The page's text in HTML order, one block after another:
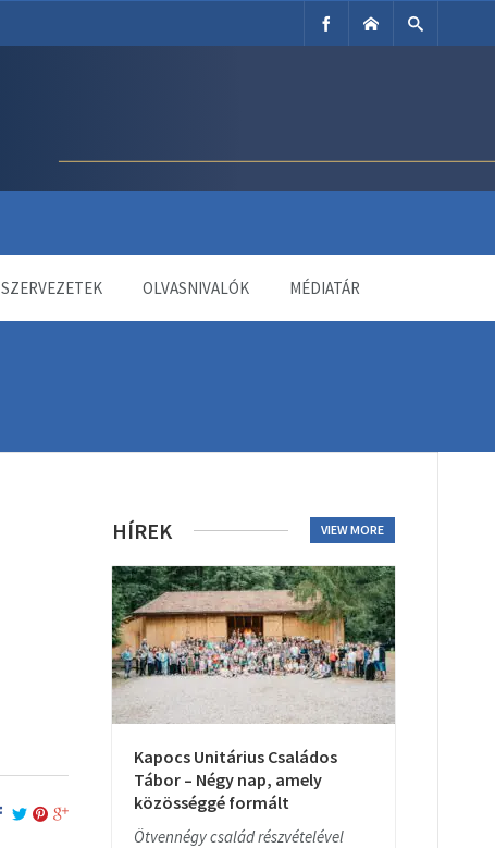
SZERVEZETEK OLVASNIVALÓK MÉDIATÁR
HÍREK VIEW MORE
Kapocs Unitárius Családos
Tábor – Négy nap, amely
közösséggé formált
Ötvennégy család részvételével